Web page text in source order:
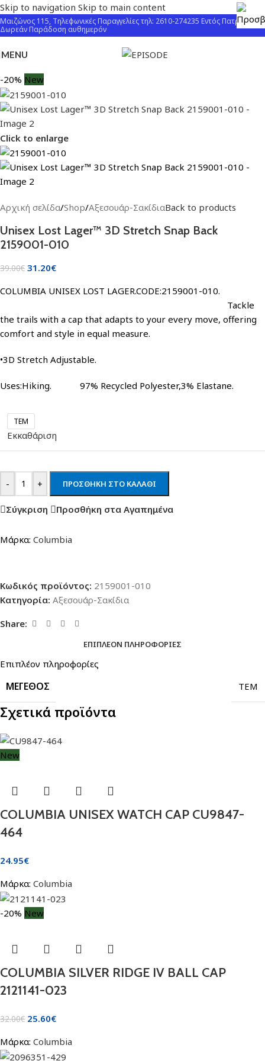
Skip to navigation Skip to main content
Μαιζώνος 115, Τηλεφωνικές Παραγγελίες τηλ: 2610-274235 Εντός Πατρών
Δωρεάν Παράδοση αυθημερόν
MENU
-20% New
Click to enlarge
Αρχική σελίδα/Shop/Αξεσουάρ-ΣακίδιαBack to products
Unisex Lost Lager™ 3D Stretch Snap Back
2159001-010
39.00€ 31.20€
COLUMBIA UNISEX LOST LAGER.CODE:2159001-010.
Tackle
the trails with a cap that adapts to your every move, offering
comfort and style in equal measure.
•3D Stretch Adjustable.
Uses:Hiking. 97% Recycled Polyester,3% Elastane.
TEM
Εκκαθάριση
- + ΠΡΟΣΘΉΚΗ ΣΤΟ ΚΑΛΆΘΙ
Σύγκριση Προσθήκη στα Αγαπημένα
Μάρκα: Columbia
Κωδικός προϊόντος: 2159001-010
Κατηγορία: Αξεσουάρ-Σακίδια
Share:
ΕΠΙΠΛΈΟΝ ΠΛΗΡΟΦΟΡΊΕΣ
Επιπλέον πληροφορίες
ΜΈΓΕΘΟΣ TEM
Σχετικά προϊόντα
New
COLUMBIA UNISEX WATCH CAP CU9847-
464
24.95€
Μάρκα: Columbia
-20% New
COLUMBIA SILVER RIDGE IV BALL CAP
2121141-023
32.00€ 25.60€
Μάρκα: Columbia